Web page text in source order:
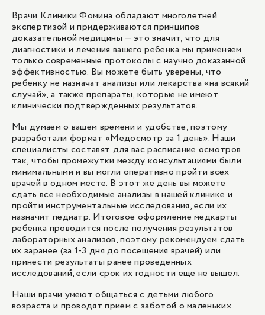
Врачи Клиники Фомина обладают многолетней
экспертизой и придерживаются принципов
доказательной медицины — это значит, что для
диагностики и лечения вашего ребенка мы применяем
только современные протоколы с научно доказанной
эффективностью. Вы можете быть уверены, что
ребенку не назначат анализы или лекарства «на всякий
случай», а также препараты, которые не имеют
клинически подтвержденных результатов.
Мы думаем о вашем времени и удобстве, поэтому
разработали формат «Медосмотр за 1 день». Наши
специалисты составят для вас расписание осмотров
так, чтобы промежутки между консультациями были
минимальными и вы могли оперативно пройти всех
врачей в одном месте. В этот же день вы можете
сдать все необходимые анализы в нашей клинике и
пройти инструментальные исследования, если их
назначит педиатр. Итоговое оформление медкарты
ребенка проводится после получения результатов
лабораторных анализов, поэтому рекомендуем сдать
их заранее (за 1-3 дня до посещения врачей) или
принести результаты ранее проведенных
исследований, если срок их годности еще не вышел.
Наши врачи умеют общаться с детьми любого
возраста и проводят прием с заботой о маленьких